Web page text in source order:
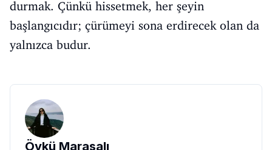
durmak. Çünkü hissetmek, her şeyin
başlangıcıdır; çürümeyi sona erdirecek olan da
yalnızca budur.
Öykü Marasalı